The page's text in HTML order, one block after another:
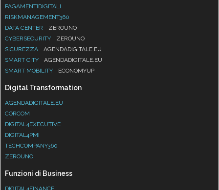
PAGAMENTIDIGITALI
RISKMANAGEMENT360
DATA CENTER
ZEROUNO
CYBERSECURITY
ZEROUNO
SICUREZZA
AGENDADIGITALE.EU
SMART CITY
AGENDADIGITALE.EU
SMART MOBILITY
ECONOMYUP
Digital Transformation
AGENDADIGITALE.EU
CORCOM
DIGITAL4EXECUTIVE
DIGITAL4PMI
TECHCOMPANY360
ZEROUNO
Funzioni di Business
DIGITAL4FINANCE